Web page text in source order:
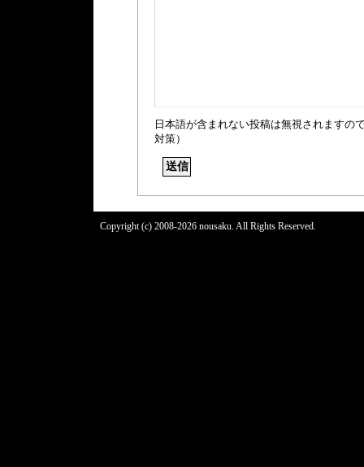
日本語が含まれない投稿は無視されますの
対策）
Copyright (c) 2008-2026 nousaku. All Rights Reserved.